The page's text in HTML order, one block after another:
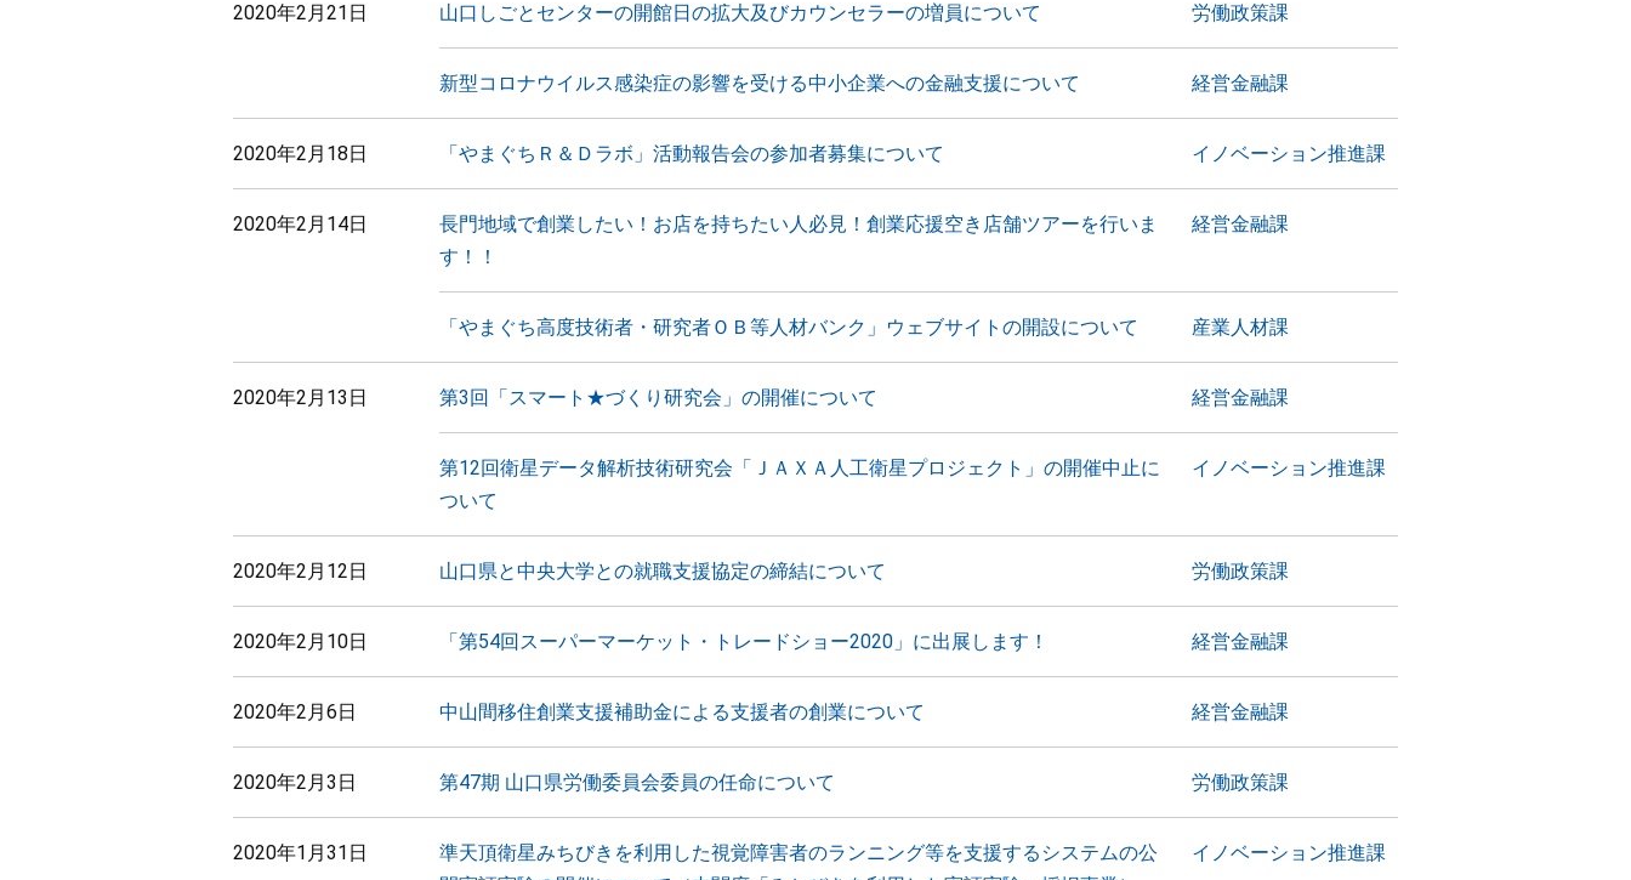
2020年2月21日 山口しごとセンターの開館日の拡大及びカウンセラーの増員について 労働政策課
新型コロナウイルス感染症の影響を受ける中小企業への金融支援について 経営金融課
2020年2月18日 「やまぐちＲ＆Ｄラボ」活動報告会の参加者募集について イノベーション推進課
2020年2月14日
長門地域で創業したい！お店を持ちたい人必見！創業応援空き店舗ツアーを行いま
す！！
経営金融課
「やまぐち高度技術者・研究者ＯＢ等人材バンク」ウェブサイトの開設について 産業人材課
2020年2月13日 第3回「スマート★づくり研究会」の開催について 経営金融課
第12回衛星データ解析技術研究会「ＪＡＸＡ人工衛星プロジェクト」の開催中止に
ついて
イノベーション推進課
2020年2月12日 山口県と中央大学との就職支援協定の締結について 労働政策課
2020年2月10日 「第54回スーパーマーケット・トレードショー2020」に出展します！ 経営金融課
2020年2月6日 中山間移住創業支援補助金による支援者の創業について 経営金融課
2020年2月3日 第47期 山口県労働委員会委員の任命について 労働政策課
2020年1月31日
準天頂衛星みちびきを利用した視覚障害者のランニング等を支援するシステムの公
イノベーション推進課